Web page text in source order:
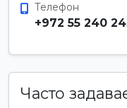
Телефон
+972 55 240
Часто